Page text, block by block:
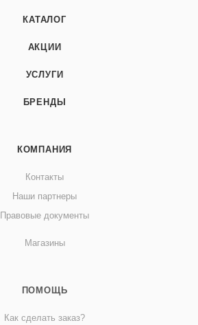
КАТАЛОГ
АКЦИИ
УСЛУГИ
БРЕНДЫ
КОМПАНИЯ
Контакты
Наши партнеры
Правовые документы
Магазины
ПОМОЩЬ
Как сделать заказ?